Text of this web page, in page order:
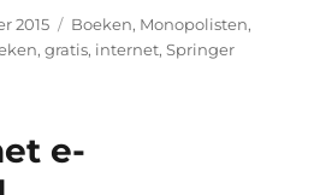
2015 Categorieën
Boeken, Monopolisten,
,gratis, internet,Springer
e-